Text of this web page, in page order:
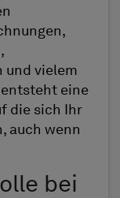
und vielem
entsteht eine
die sich Ihr
auch wenn
bei